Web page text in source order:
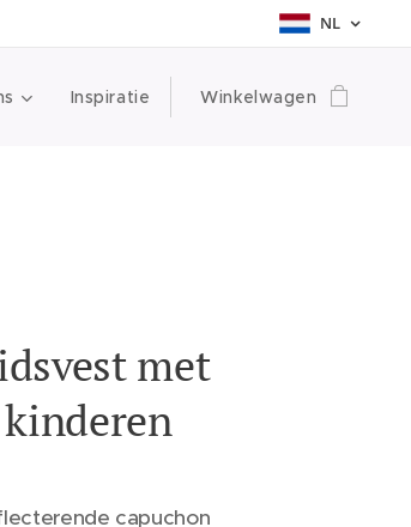
NL
Inspiratie Winkelwagen
met
capuchon